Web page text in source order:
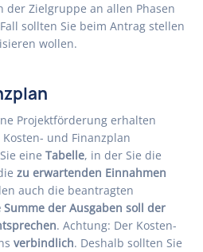
der Zielgruppe an allen Phasen
sollten Sie beim Antrag stellen
wollen.
Projektförderung erhalten
und Finanzplan
eine Tabelle, in der Sie die
zu erwartenden Einnahmen
auch die beantragten
Summe der Ausgaben soll der
. Achtung: Der Kosten-
verbindlich. Deshalb sollten Sie